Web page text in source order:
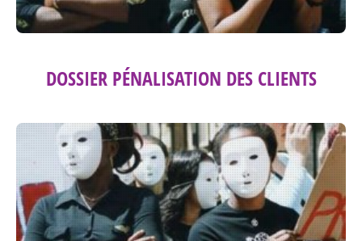
DOSSIER PÉNALISATION DES CLIENTS